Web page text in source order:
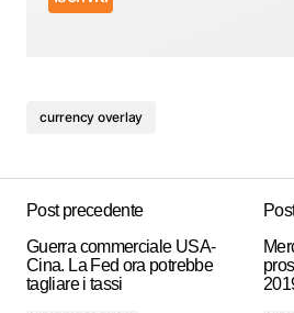
currency overlay
Post precedente
Guerra commerciale USA-
Cina. La Fed ora potrebbe
tagliare i tassi